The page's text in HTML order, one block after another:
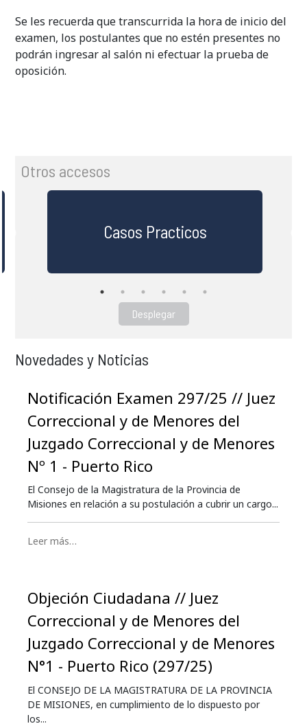
Se les recuerda que transcurrida la hora de inicio del
examen, los postulantes que no estén presentes no
podrán ingresar al salón ni efectuar la prueba de
oposición.
Otros accesos
Casos Practicos
Desplegar
Novedades y Noticias
Notificación Examen 297/25 // Juez
Correccional y de Menores del
Juzgado Correccional y de Menores
Nº 1 - Puerto Rico
El Consejo de la Magistratura de la Provincia de
Misiones en relación a su postulación a cubrir un cargo...
Leer más…
Objeción Ciudadana // Juez
Correccional y de Menores del
Juzgado Correccional y de Menores
N°1 - Puerto Rico (297/25)
El CONSEJO DE LA MAGISTRATURA DE LA PROVINCIA
DE MISIONES, en cumplimiento de lo dispuesto por
los...